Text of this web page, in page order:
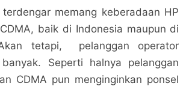
memang keberadaan HP
baik di Indonesia maupun di
tetapi, pelanggan operator
Seperti halnya pelanggan
CDMA pun menginginkan ponsel